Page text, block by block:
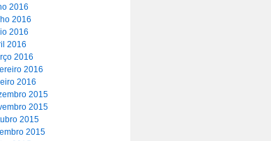
2016
2016
2016
2016
2016
2016
2016
2015
2015
2015
2015